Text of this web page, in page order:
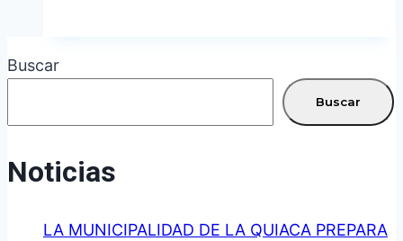
PARA
A
LAS
Buscar
Buscar
Noticias
LA MUNICIPALIDAD DE LA QUIACA PREPARA